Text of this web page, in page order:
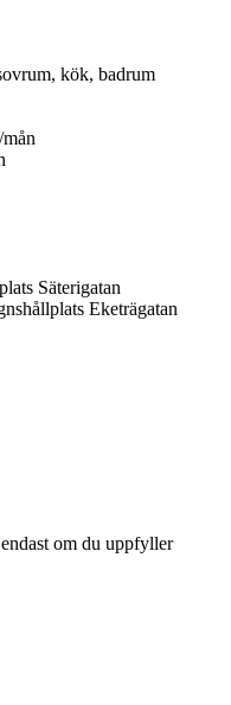
kök, badrum
Säterigatan
Eketrägatan
om du uppfyller